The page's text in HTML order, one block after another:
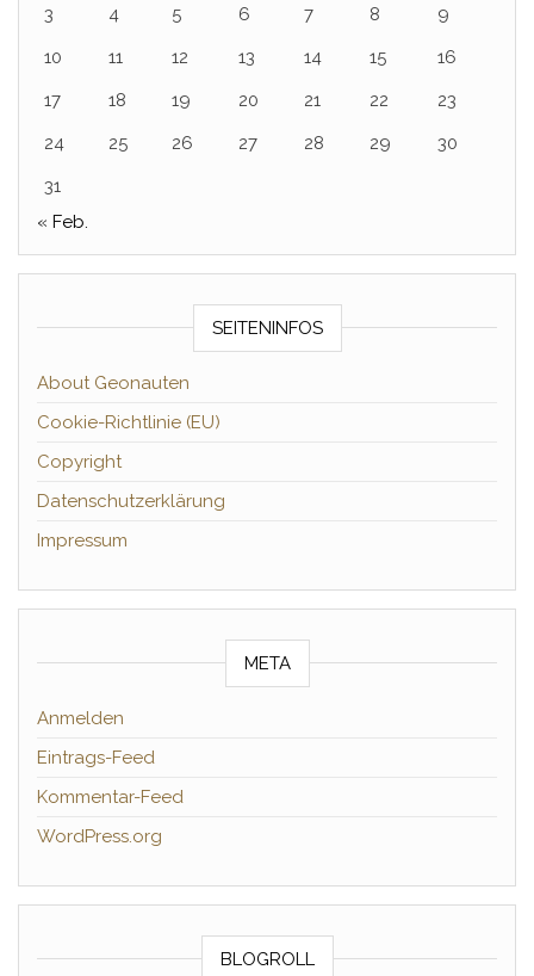
3
4 5 6 7 8
9
10
11 12 13 14 15
16
17
18 19 20 21 22
23
24
25 26 27 28 29
30
31
« Feb.
SEITENINFOS
About Geonauten
Cookie-Richtlinie (EU)
Copyright
Datenschutzerklärung
Impressum
META
Anmelden
Eintrags-Feed
Kommentar-Feed
WordPress.org
BLOGROLL